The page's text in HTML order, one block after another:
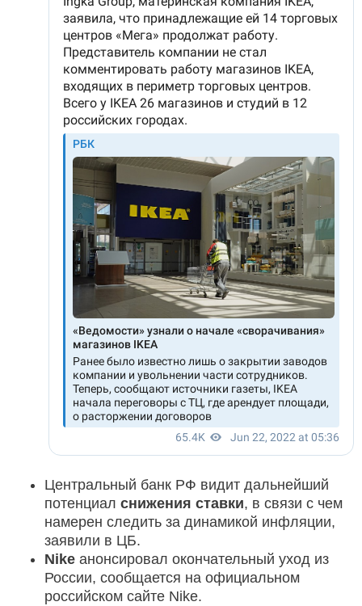
Центральный банк РФ видит дальнейший
потенциал снижения ставки, в связи с чем
намерен следить за динамикой инфляции,
заявили в ЦБ.
Nike анонсировал окончательный уход из
России, сообщается на официальном
российском сайте Nike.